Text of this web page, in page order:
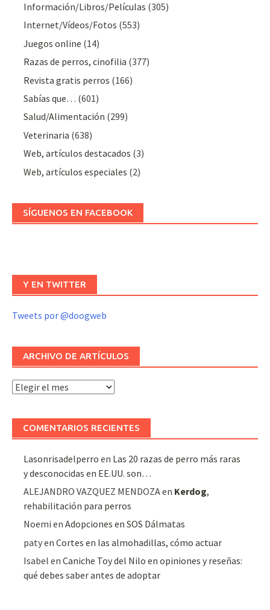
Información/Libros/Películas (305)
Internet/Vídeos/Fotos (553)
Juegos online (14)
Razas de perros, cinofilia (377)
Revista gratis perros (166)
Sabías que… (601)
Salud/Alimentación (299)
Veterinaria (638)
Web, artículos destacados (3)
Web, artículos especiales (2)
SÍGUENOS EN FACEBOOK
Y EN TWITTER
Tweets por @doogweb
ARCHIVO DE ARTÍCULOS
Archivo
COMENTARIOS RECIENTES
Lasonrisadelperro en Las 20 razas de perro más raras
y desconocidas en EE.UU. son…
ALEJANDRO VAZQUEZ MENDOZAen Kerdog,
rehabilitación para perros
Noemi enAdopciones en SOS Dálmatas
patyenCortes en las almohadillas, cómo actuar
Isabel enCaniche Toy del Nilo en opiniones y reseñas:
qué debes saber antes de adoptar